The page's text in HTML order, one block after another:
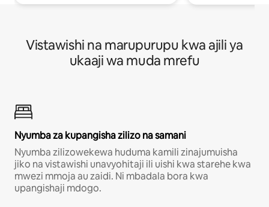
Vistawishi na marupurupu kwa ajili ya
ukaaji wa muda mrefu
Nyumba za kupangisha zilizo na samani
Nyumba zilizowekewa huduma kamili zinajumuisha
jiko na vistawishi unavyohitaji ili uishi kwa starehe kwa
mwezi mmoja au zaidi. Ni mbadala bora kwa
upangishaji mdogo.